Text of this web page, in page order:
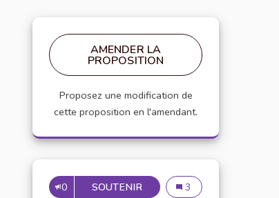
AMENDER LA
PROPOSITION
Proposez une modification de
cette proposition en l'amendant.
0 SOUTENIR LOOKING FOR
Looking for
3